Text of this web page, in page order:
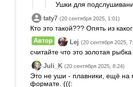
Ушки для
taty7 (20 сентября 2025, 1:01)
Кто это такой??? Опять из
Автор Lej (20 сентября 2025,
считайте что это золотая рыбка
Juli_K (20 сентября 2025, 8:24)
Это не уши - плавники, ещё на
формате. (((: